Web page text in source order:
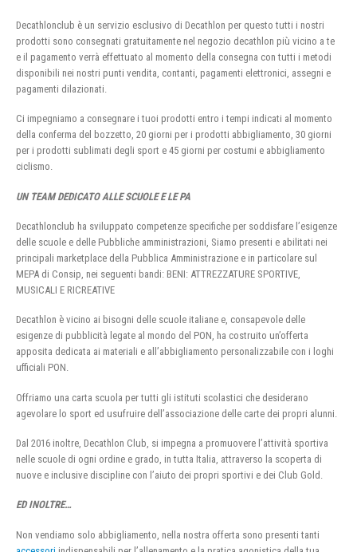
Decathlonclub è un servizio esclusivo di Decathlon per questo tutti i nostri
prodotti sono consegnati gratuitamente nel negozio decathlon più vicino a te
e il pagamento verrà effettuato al momento della consegna con tutti i metodi
disponibili nei nostri punti vendita, contanti, pagamenti elettronici, assegni e
pagamenti dilazionati.
Ci impegniamo a consegnare i tuoi prodotti entro i tempi indicati al momento
della conferma del bozzetto, 20 giorni per i prodotti abbigliamento, 30 giorni
per i prodotti sublimati degli sport e 45 giorni per costumi e abbigliamento
ciclismo.
UN TEAM DEDICATO ALLE SCUOLE E LE PA
Decathlonclub ha sviluppato competenze specifiche per soddisfare l’esigenze
delle scuole e delle Pubbliche amministrazioni, Siamo presenti e abilitati nei
principali marketplace della Pubblica Amministrazione e in particolare sul
MEPA di Consip, nei seguenti bandi: BENI: ATTREZZATURE SPORTIVE,
MUSICALI E RICREATIVE
Decathlon è vicino ai bisogni delle scuole italiane e, consapevole delle
esigenze di pubblicità legate al mondo del PON, ha costruito un’offerta
apposita dedicata ai materiali e all’abbigliamento personalizzabile con i loghi
ufficiali PON.
Offriamo una carta scuola per tutti gli istituti scolastici che desiderano
agevolare lo sport ed usufruire dell’associazione delle carte dei propri alunni.
Dal 2016 inoltre, Decathlon Club, si impegna a promuovere l’attività sportiva
nelle scuole di ogni ordine e grado, in tutta Italia, attraverso la scoperta di
nuove e inclusive discipline con l’aiuto dei propri sportivi e dei Club Gold.
ED INOLTRE…
Non vendiamo solo abbigliamento, nella nostra offerta sono presenti tanti